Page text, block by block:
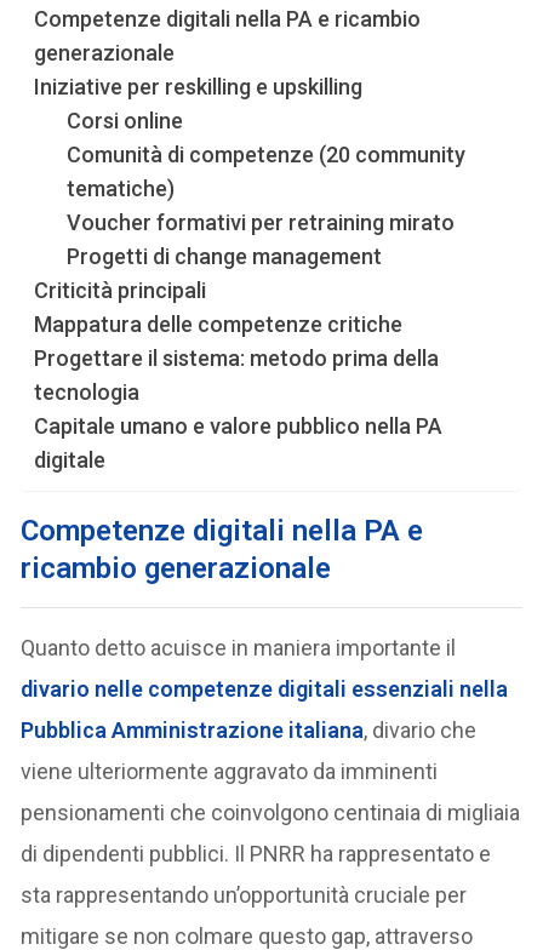
Competenze digitali nella PA e ricambio
generazionale
Iniziative per reskilling e upskilling
Corsi online
Comunità di competenze (20 community
tematiche)
Voucher formativi per retraining mirato
Progetti di change management
Criticità principali
Mappatura delle competenze critiche
Progettare il sistema: metodo prima della
tecnologia
Capitale umano e valore pubblico nella PA
digitale
Competenze digitali nella PA e
ricambio generazionale
Quanto detto acuisce in maniera importante il
divario nelle competenze digitali essenziali nella
Pubblica Amministrazione italiana, divario che
viene ulteriormente aggravato da imminenti
pensionamenti che coinvolgono centinaia di migliaia
di dipendenti pubblici. Il PNRR ha rappresentato e
sta rappresentando un’opportunità cruciale per
mitigare se non colmare questo gap, attraverso